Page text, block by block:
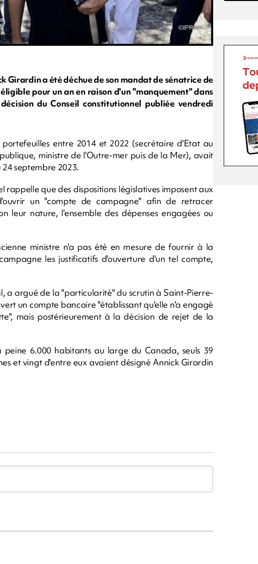
Girardin a été déchue de son mandat de sénatrice de
pour un an en raison d'un "manquement" dans
du Conseil constitutionnel publiée vendredi
entre 2014 et 2022 (secrétaire d'Etat au
ministre de l'Outre-mer puis de la Mer), avait
24 septembre 2023.
rappelle que des dispositions législatives imposent aux
un "compte de campagne" afin de retracer
leur nature, l'ensemble des dépenses engagées ou
ministre n'a pas été en mesure de fournir à la
les justificatifs d'ouverture d'un tel compte,
a argué de la "particularité" du scrutin à Saint-Pierre-
un compte bancaire "établissant qu'elle n'a engagé
mais postérieurement à la décision de rejet de la
6.000 habitants au large du Canada, seuls 39
et vingt d'entre eux avaient désigné Annick Girardin